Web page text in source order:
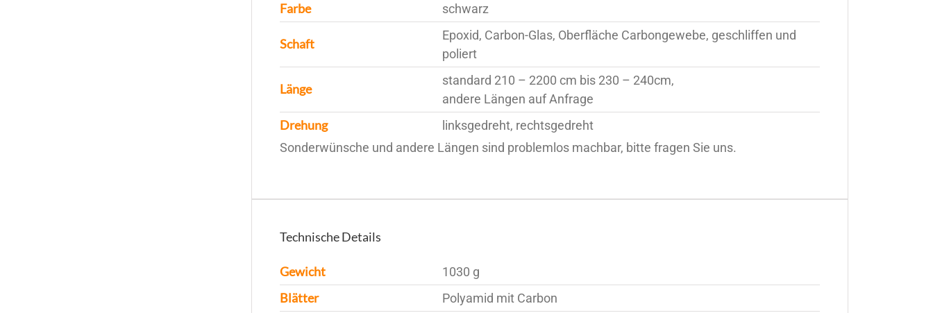
Farbe schwarz
Schaft
Epoxid, Carbon-Glas, Oberfläche Carbongewebe, geschliffen und
poliert
Länge
standard 210 – 2200 cm bis 230 – 240cm,
andere Längen auf Anfrage
Drehung
linksgedreht, rechtsgedreht
Sonderwünsche und andere Längen sind problemlos machbar, bitte fragen Sie uns.
Technische Details
Gewicht 1030 g
Blätter Polyamid mit Carbon